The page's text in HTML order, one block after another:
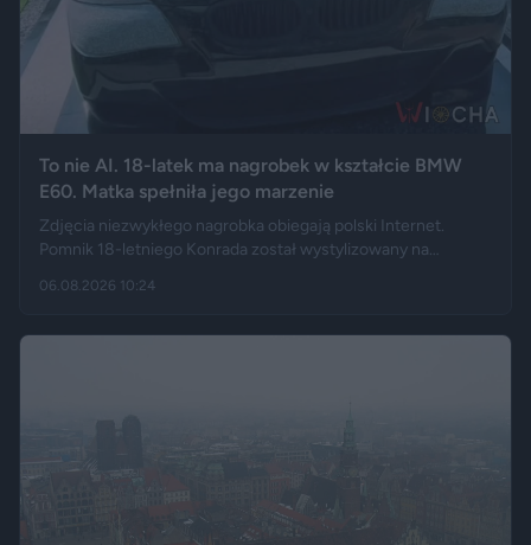
To nie AI. 18-latek ma nagrobek w kształcie BMW
E60. Matka spełniła jego marzenie
Zdjęcia niezwykłego nagrobka obiegają polski Internet.
Pomnik 18-letniego Konrada został wystylizowany na
logo marki, a nawet elementy przypominające układ
06.08.2026 10:24